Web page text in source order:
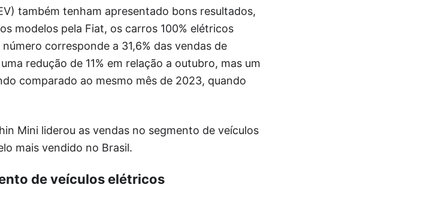
também tenham apresentado bons resultados,
modelos pela Fiat, os carros 100% elétricos
corresponde a 31,6% das vendas de
redução de 11% em relação a outubro, mas um
comparado ao mesmo mês de 2023, quando
Mini liderou as vendas no segmento de veículos
mais vendido no Brasil.
de veículos elétricos